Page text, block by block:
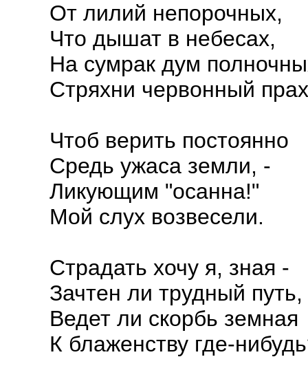
От лилий непорочных,
Что дышат в небесах,
На сумрак дум
Стряхни червонный
Чтоб верить постоянно
Средь ужаса земли, -
Ликующим "осанна!"
Мой слух возвесели.
Страдать хочу я, зная -
Зачтен ли трудный путь,
Ведет ли скорбь земная
К блаженству где-